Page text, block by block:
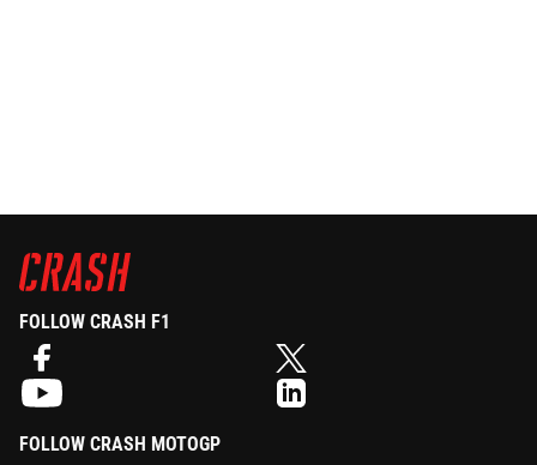
FOLLOW CRASH F1
FOLLOW CRASH MOTOGP